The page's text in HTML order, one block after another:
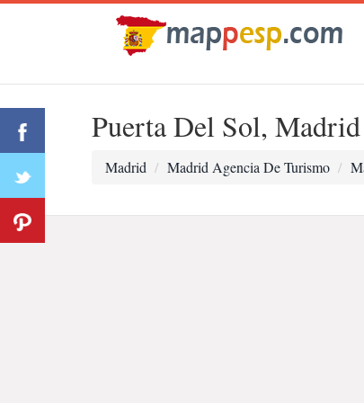
Puerta Del Sol, Madrid
Madrid Madrid Agencia De Turismo